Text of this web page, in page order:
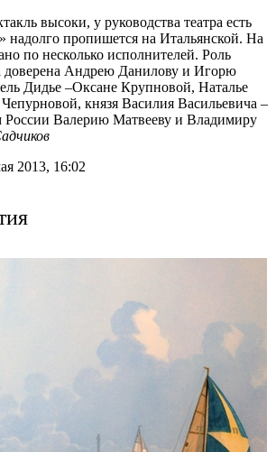
высоки, у руководства театра есть
надолго пропишется на Итальянской. На
по несколько исполнителей. Роль
доверена Андрею Данилову и Игорю
Дидье –Оксане Крупновой, Наталье
князя Василия Васильевича –
России Валерию Матвееву и Владимиру
2013, 16:02